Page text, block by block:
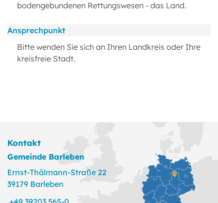
bodengebundenen Rettungswesen - das Land.
Ansprechpunkt
Bitte wenden Sie sich an Ihren Landkreis oder Ihre
kreisfreie Stadt.
Kontakt
Gemeinde Barleben
Ernst-Thälmann-Straße 22
39179 Barleben